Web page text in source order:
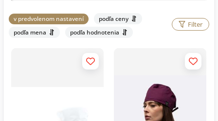
v predvolenom nastavení
podľa ceny
podľa mena
podľa hodnotenia
Filter